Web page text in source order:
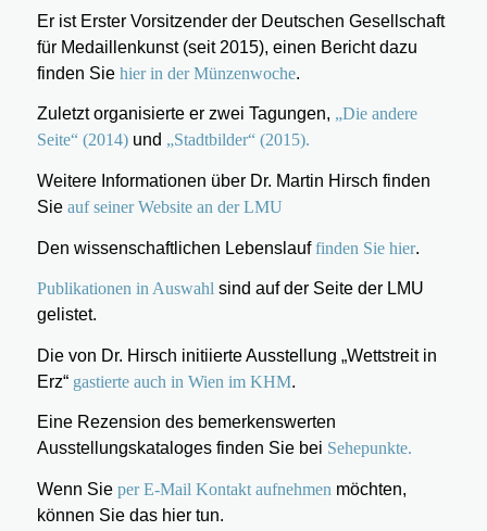
Er ist Erster Vorsitzender der Deutschen Gesellschaft
für Medaillenkunst (seit 2015), einen Bericht dazu
finden Sie hier in der Münzenwoche.
Zuletzt organisierte er zwei Tagungen, „Die andere
Seite“ (2014)und „Stadtbilder“ (2015).
Weitere Informationen über Dr. Martin Hirsch finden
Sie auf seiner Website an der LMU
Den wissenschaftlichen Lebenslauffinden Sie hier.
Publikationen in Auswahl sind auf der Seite der LMU
gelistet.
Die von Dr. Hirsch initiierte Ausstellung „Wettstreit in
Erz“ gastierte auch in Wien im KHM.
Eine Rezension des bemerkenswerten
Ausstellungskataloges finden Sie bei Sehepunkte.
Wenn Sie per E-Mail Kontakt aufnehmen möchten,
können Sie das hier tun.